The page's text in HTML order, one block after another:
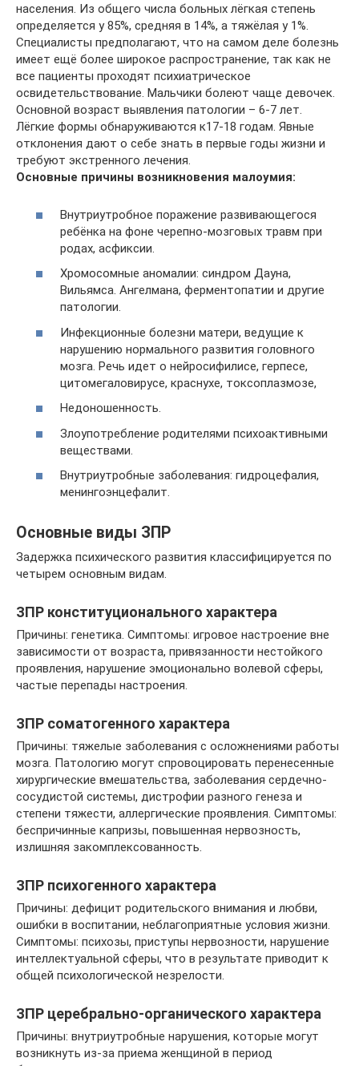
населения. Из общего числа больных лёгкая степень
определяется у 85%, средняя в 14%, а тяжёлая у 1%.
Специалисты предполагают, что на самом деле болезнь
имеет ещё более широкое распространение, так как не
все пациенты проходят психиатрическое
освидетельствование. Мальчики болеют чаще девочек.
Основной возраст выявления патологии – 6-7 лет.
Лёгкие формы обнаруживаются к17-18 годам. Явные
отклонения дают о себе знать в первые годы жизни и
требуют экстренного лечения.
Основные причины возникновения малоумия:
Внутриутробное поражение развивающегося
ребёнка на фоне черепно-мозговых травм при
родах, асфиксии.
Хромосомные аномалии: синдром Дауна,
Вильямса. Ангелмана, ферментопатии и другие
патологии.
Инфекционные болезни матери, ведущие к
нарушению нормального развития головного
мозга. Речь идет о нейросифилисе, герпесе,
цитомегаловирусе, краснухе, токсоплазмозе,
Недоношенность.
Злоупотребление родителями психоактивными
веществами.
Внутриутробные заболевания: гидроцефалия,
менингоэнцефалит.
Основные виды ЗПР
Задержка психического развития классифицируется по
четырем основным видам.
ЗПР конституционального характера
Причины: генетика. Симптомы: игровое настроение вне
зависимости от возраста, привязанности нестойкого
проявления, нарушение эмоционально волевой сферы,
частые перепады настроения.
ЗПР соматогенного характера
Причины: тяжелые заболевания с осложнениями работы
мозга. Патологию могут спровоцировать перенесенные
хирургические вмешательства, заболевания сердечно-
сосудистой системы, дистрофии разного генеза и
степени тяжести, аллергические проявления. Симптомы:
беспричинные капризы, повышенная нервозность,
излишняя закомплексованность.
ЗПР психогенного характера
Причины: дефицит родительского внимания и любви,
ошибки в воспитании, неблагоприятные условия жизни.
Симптомы: психозы, приступы нервозности, нарушение
интеллектуальной сферы, что в результате приводит к
общей психологической незрелости.
ЗПР церебрально-органического характера
Причины: внутриутробные нарушения, которые могут
возникнуть из-за приема женщиной в период